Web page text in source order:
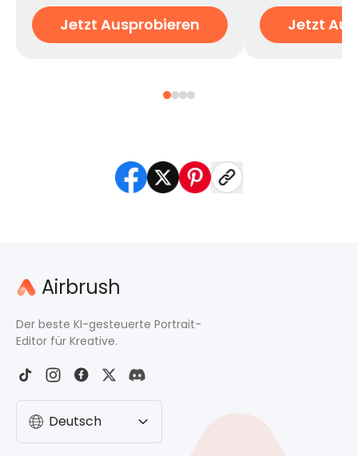
Jetzt Ausprobieren Jetzt
Airbrush
Der beste KI-gesteuerte Portrait-
Editor für Kreative.
Deutsch